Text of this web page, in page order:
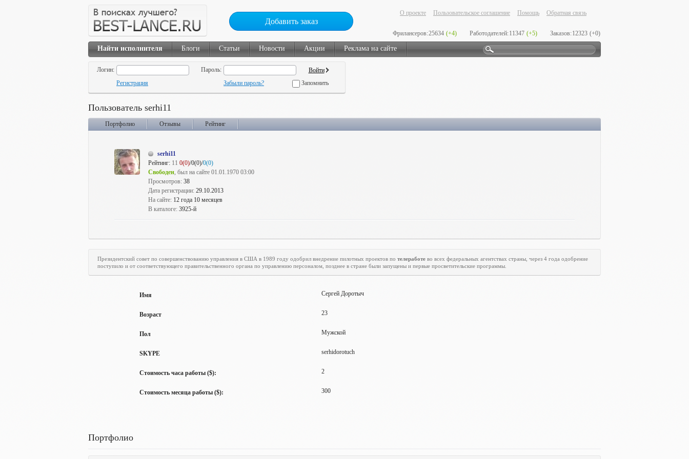
Добавить заказ
О проекте Пользовательское соглашение Помощь Обратная связь
Фрилансеров:25634 (+4) Работодателей:11347 (+5) Заказов:12323 (+0)
Найти исполнителя Блоги Статьи Новости Акции Реклама на сайте
Логин:
Пароль:
Регистрация
Забыли пароль? Запомнить
Пользователь serhi11
Портфолио Отзывы Рейтинг
serhi11
Рейтинг: 11 0(0)/0(0)/0(0)
Свободен, был на сайте 01.01.1970 03:00
Просмотров: 38
Дата регистрации: 29.10.2013
На сайте: 12 года 10 месяцев
В каталоге: 3925-й
Президентский совет по совершенствованию управления в США в 1989 году одобрил внедрение пилотных проектов по телеработе во всех федеральных агентствах страны, через 4 года одобрение
поступило и от соответствующего правительственного органа по управлению персоналом, позднее в стране были запущены и первые просветительские программы.
Имя Сергей Доротыч
Возраст 23
Пол Мужской
SKYPE serhidorotuch
Стоимость часа работы ($): 2
Стоимость месяца работы ($): 300
Портфолио